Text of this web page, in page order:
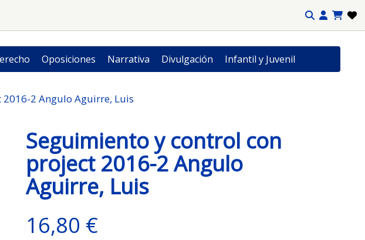
Oposiciones Narrativa Divulgación Infantil y Juvenil
2 Angulo Aguirre, Luis
Seguimiento y control con
project 2016-2 Angulo
Aguirre, Luis
16,80 €